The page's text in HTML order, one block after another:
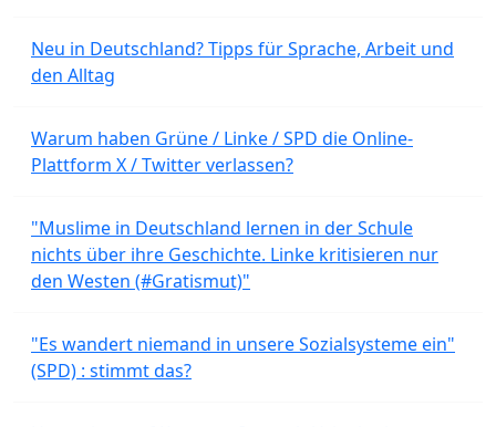
Neu in Deutschland? Tipps für Sprache, Arbeit und
den Alltag
Warum haben Grüne / Linke / SPD die Online-
Plattform X / Twitter verlassen?
"Muslime in Deutschland lernen in der Schule
nichts über ihre Geschichte. Linke kritisieren nur
den Westen (#Gratismut)"
"Es wandert niemand in unsere Sozialsysteme ein"
(SPD) : stimmt das?